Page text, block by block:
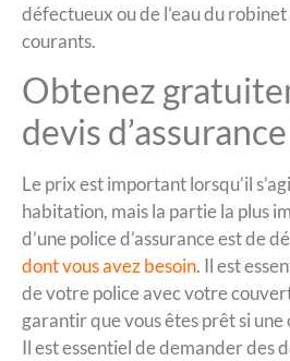
défectueux ou de l’eau du
courants.
Obtenez
devis
Le prix est important lorsqu’il
habitation, mais la partie la plus
d’une police d’assurance est de
dont vous avez besoin. Il est
de votre police avec votre
garantir que vous êtes prêt si
Il est essentiel de demander des